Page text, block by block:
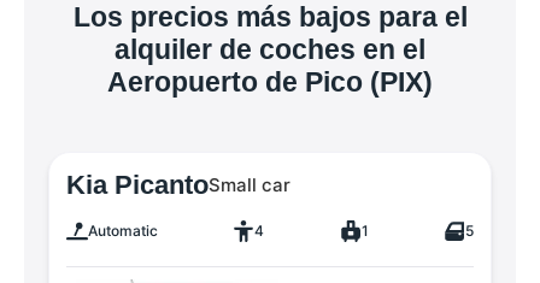
Los precios más bajos para el
alquiler de coches en el
Aeropuerto de Pico (PIX)
Kia PicantoSmall car
Automatic 4 1 5